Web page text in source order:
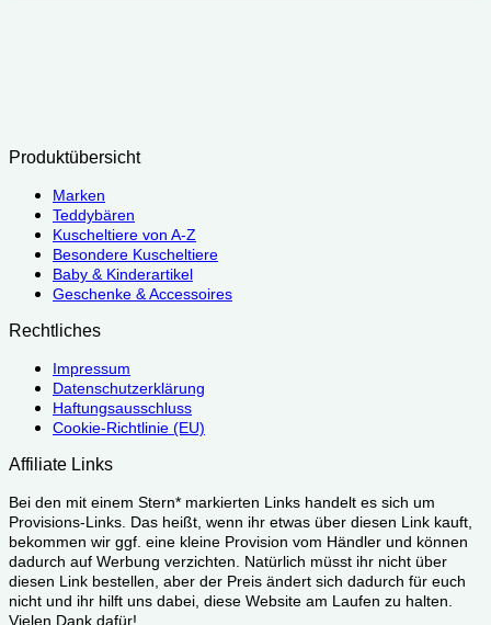
Produktübersicht
Marken
Teddybären
Kuscheltiere von A-Z
Besondere Kuscheltiere
Baby & Kinderartikel
Geschenke & Accessoires
Rechtliches
Impressum
Datenschutzerklärung
Haftungsausschluss
Cookie-Richtlinie (EU)
Affiliate Links
Bei den mit einem Stern* markierten Links handelt es sich um
Provisions-Links. Das heißt, wenn ihr etwas über diesen Link kauft,
bekommen wir ggf. eine kleine Provision vom Händler und können
dadurch auf Werbung verzichten. Natürlich müsst ihr nicht über
diesen Link bestellen, aber der Preis ändert sich dadurch für euch
nicht und ihr hilft uns dabei, diese Website am Laufen zu halten.
Vielen Dank dafür!